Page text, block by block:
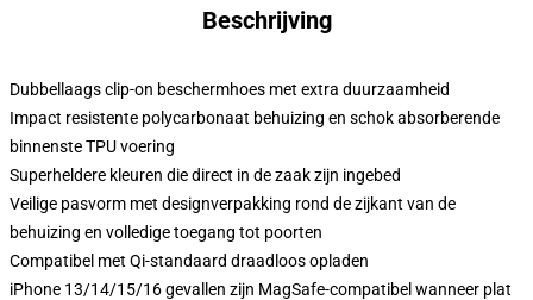
Beschrijving
Dubbellaags clip-on beschermhoes met extra duurzaamheid
Impact resistente polycarbonaat behuizing en schok absorberende
binnenste TPU voering
Superheldere kleuren die direct in de zaak zijn ingebed
Veilige pasvorm met designverpakking rond de zijkant van de
behuizing en volledige toegang tot poorten
Compatibel met Qi-standaard draadloos opladen
iPhone 13/14/15/16 gevallen zijn MagSafe-compatibel wanneer plat